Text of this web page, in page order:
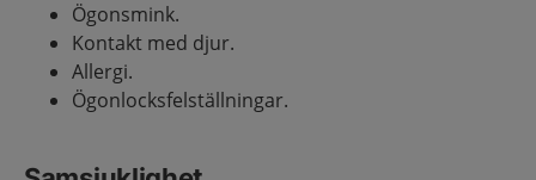
Ögonsmink.
Kontakt med djur.
Allergi.
Ögonlocksfelställningar.